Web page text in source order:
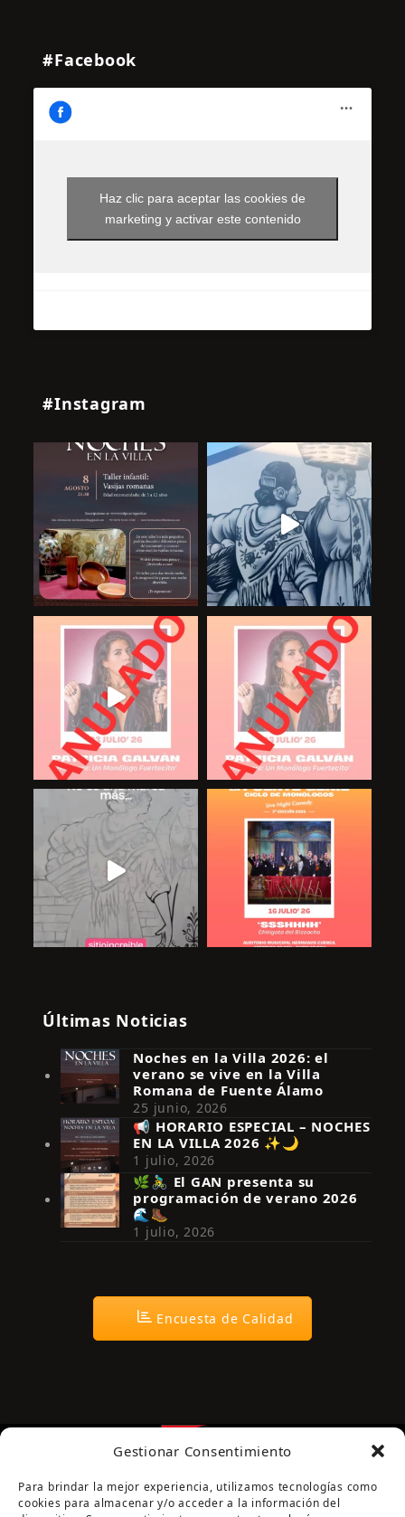
Gestionar Consentimiento
Para brindar la mejor experiencia, utilizamos tecnologías como
cookies para almacenar y/o acceder a la información del
#Facebook
Haz clic para aceptar las cookies de
marketing y activar este contenido
#Instagram
Síguenos en Instagram
Últimas Noticias
Noches en la Villa 2026: el
verano se vive en la Villa
Romana de Fuente Álamo
25 junio, 2026
📢 HORARIO ESPECIAL – NOCHES
EN LA VILLA 2026 ✨🌙
1 julio, 2026
🌿🚴‍♂️ El GAN presenta su
programación de verano 2026
🌊🥾
1 julio, 2026
Encuesta de Calidad